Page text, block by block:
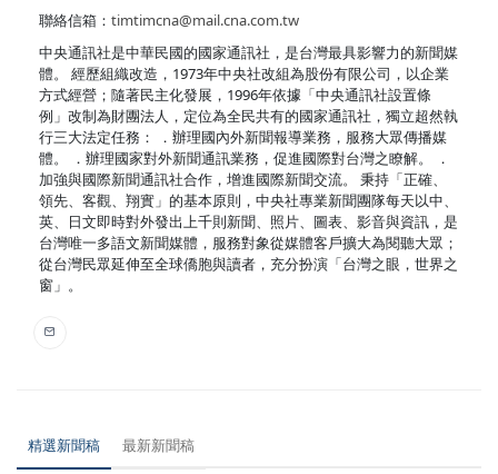
聯絡信箱： timtimcna@mail.cna.com.tw
中央通訊社是中華民國的國家通訊社，是台灣最具影響力的新聞媒
體。 經歷組織改造，1973年中央社改組為股份有限公司，以企業
方式經營；隨著民主化發展，1996年依據「中央通訊社設置條
例」改制為財團法人，定位為全民共有的國家通訊社，獨立超然執
行三大法定任務： ．辦理國內外新聞報導業務，服務大眾傳播媒
體。 ．辦理國家對外新聞通訊業務，促進國際對台灣之瞭解。 ．
加強與國際新聞通訊社合作，增進國際新聞交流。 秉持「正確、
領先、客觀、翔實」的基本原則，中央社專業新聞團隊每天以中、
英、日文即時對外發出上千則新聞、照片、圖表、影音與資訊，是
台灣唯一多語文新聞媒體，服務對象從媒體客戶擴大為閱聽大眾；
從台灣民眾延伸至全球僑胞與讀者，充分扮演「台灣之眼，世界之
窗」。
精選新聞稿 最新新聞稿